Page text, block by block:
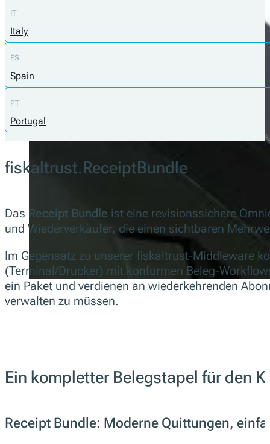
IT
Italy
ES
Spain
PT
Portugal
fiskaltrust.ReceiptBundle
Das Receipt Bundle ist eine revisionssichere
und Wiederverkäufer, die einen sichtbaren
Im Gegensatz zu unserer fiskaltrust-Middleware
(Terminal/Drucker) mit konformen Beleg-
ein Paket und verdienen an wiederkehrenden
verwalten zu müssen.
Ein kompletter Belegstapel für den
Receipt Bundle: Moderne Quittungen,